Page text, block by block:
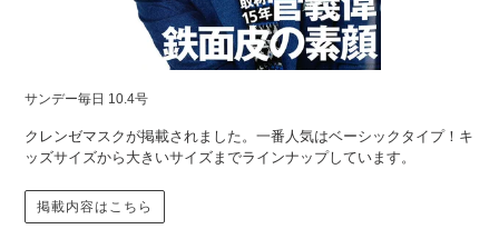
サンデー毎日 10.4号
クレンゼマスクが掲載されました。一番人気はベーシックタイプ！キ
ッズサイズから大きいサイズまでラインナップしています。
掲載内容はこちら